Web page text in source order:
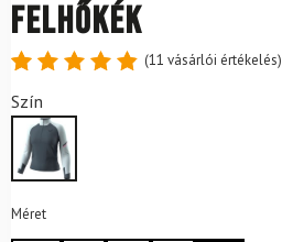
felhőkék
4.91
5-ből,
értékelés
alapján
(11 vásárlói értékelés)
Szín
Méret